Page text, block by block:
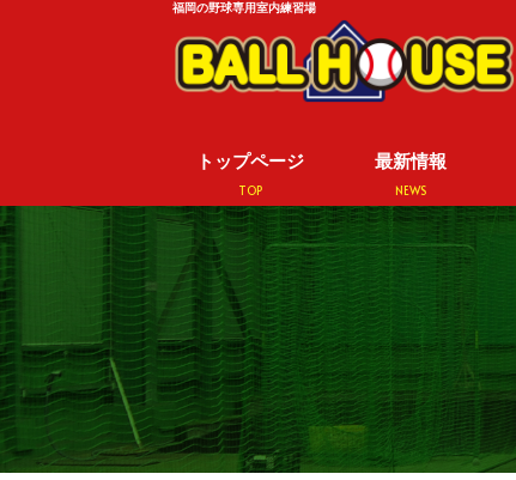
福岡の野球専用室内練習場
トップページ
TOP
最新情報
NEWS